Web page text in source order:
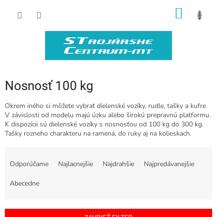
Nosnosť 100 kg
Okrem iného si môžete vybrať dielenské vozíky, rudle, tašky a kufre
V závislosti od modelu majú úzku alebo širokú prepravnú platformu.
K dispozícii sú dielenské vozíky s nosnosťou od 100 kg do 300 kg.
Tašky rozneho charakteru na ramená, do ruky aj na kolieskach.
Odporúčame Najlacnejšie Najdrahšie Najpredávanejšie
Abecedne